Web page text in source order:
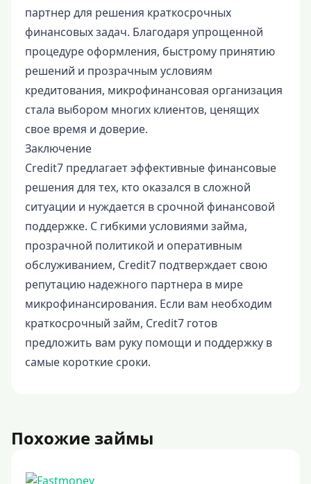
партнер для решения краткосрочных
финансовых задач. Благодаря упрощенной
процедуре оформления, быстрому принятию
решений и прозрачным условиям
кредитования, микрофинансовая организация
стала выбором многих клиентов, ценящих
свое время и доверие.
Заключение
Credit7 предлагает эффективные финансовые
решения для тех, кто оказался в сложной
ситуации и нуждается в срочной финансовой
поддержке. С гибкими условиями займа,
прозрачной политикой и оперативным
обслуживанием, Credit7 подтверждает свою
репутацию надежного партнера в мире
микрофинансирования. Если вам необходим
краткосрочный займ, Credit7 готов
предложить вам руку помощи и поддержку в
самые короткие сроки.
Похожие займы